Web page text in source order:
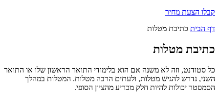
קבלו הצעת מחיר
דף הבית כתיבת מטלות
כתיבת מטלות
כל סטודנט, וזה לא משנה אם הוא בלימודי התואר הראשון שלו או התואר
השני, נדרש להגיש מטלות, ולעתים הרבה מטלות. המטלות במהלך
הסמסטר יכולות להיות חלק מכריע מהציון הסופי.